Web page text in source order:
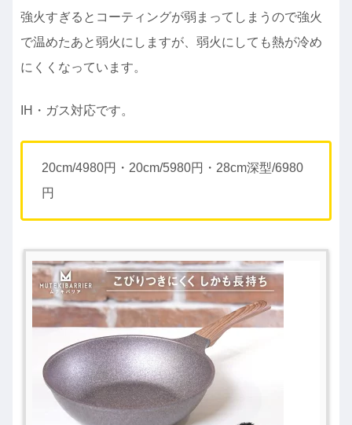
強火すぎるとコーティングが弱まってしまうので強火
で温めたあと弱火にしますが、弱火にしても熱が冷め
にくくなっています。
IH・ガス対応です。
20cm/4980円・20cm/5980円・28cm深型/6980
円